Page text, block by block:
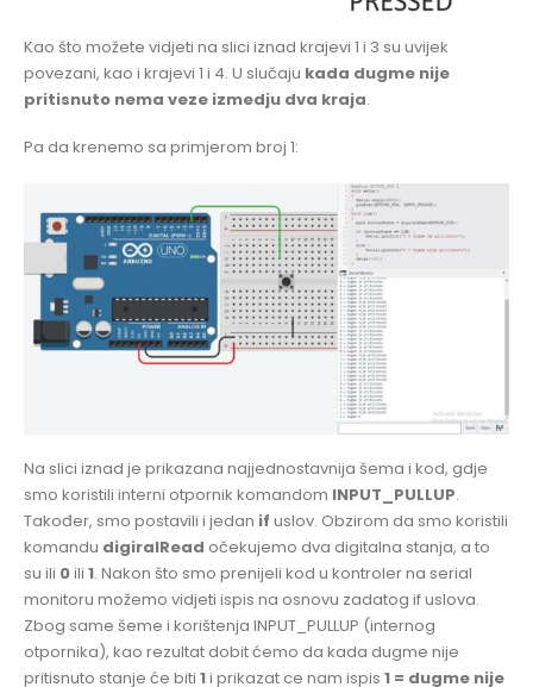
Kao što možete vidjeti na slici iznad krajevi 1 i 3 su uvijek
povezani, kao i krajevi 1 i 4. U slučaju kada dugme nije
pritisnuto nema veze izmedju dva kraja.
Pa da krenemo sa primjerom broj 1:
Na slici iznad je prikazana najjednostavnija šema i kod, gdje
smo koristili interni otpornik komandom INPUT_PULLUP.
Također, smo postavili i jedan if uslov. Obzirom da smo koristili
komandu digiralRead očekujemo dva digitalna stanja, a to
su ili 0ili 1. Nakon što smo prenijeli kod u kontroler na serial
monitoru možemo vidjeti ispis na osnovu zadatog if uslova.
Zbog same šeme i korištenja INPUT_PULLUP (internog
otpornika), kao rezultat dobit ćemo da kada dugme nije
pritisnuto stanje će biti 1i prikazat ce nam ispis 1 = dugme nije